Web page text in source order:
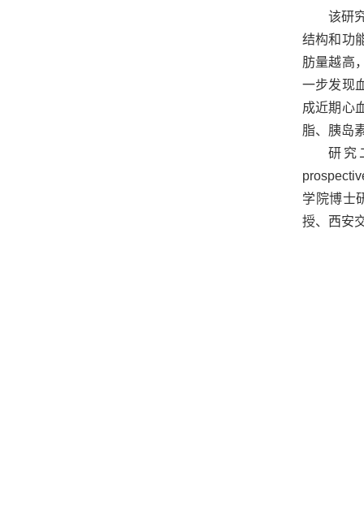
该研
结构和功
肪量越高
一步发现
成近期心
脂、胰岛
研究
学院博士
授、西安